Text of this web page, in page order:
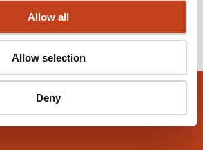
Allow all
Allow selection
Deny